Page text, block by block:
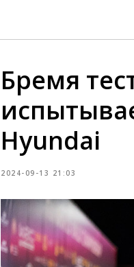
Бремя
Hyundai
2024-09-13 21:03